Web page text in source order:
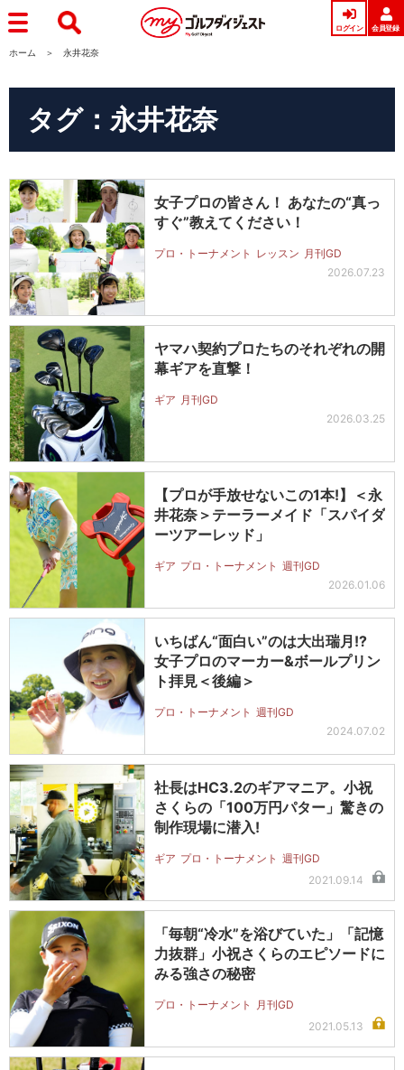
ログイン 会員登録
ホーム 永井花奈
タグ：永井花奈
女子プロの皆さん！ あなたの“真っ
すぐ”教えてください！
プロ・トーナメント レッスン 月刊GD
2026.07.23
ヤマハ契約プロたちのそれぞれの開
幕ギアを直撃！
ギア 月刊GD
2026.03.25
【プロが手放せないこの1本!】＜永
井花奈＞テーラーメイド「スパイダ
ーツアーレッド」
ギア プロ・トーナメント 週刊GD
2026.01.06
いちばん“面白い”のは大出瑞月!?
女子プロのマーカー&ボールプリン
ト拝見＜後編＞
プロ・トーナメント 週刊GD
2024.07.02
社長はHC3.2のギアマニア。小祝
さくらの「100万円パター」驚きの
制作現場に潜入!
ギア プロ・トーナメント 週刊GD
2021.09.14
「毎朝“冷水”を浴びていた」「記憶
力抜群」小祝さくらのエピソードに
みる強さの秘密
プロ・トーナメント
月刊GD
2021.05.13